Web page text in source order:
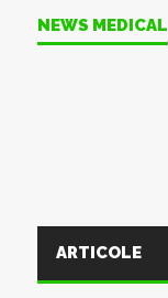
NEWS MEDICAL
ARTICOLE